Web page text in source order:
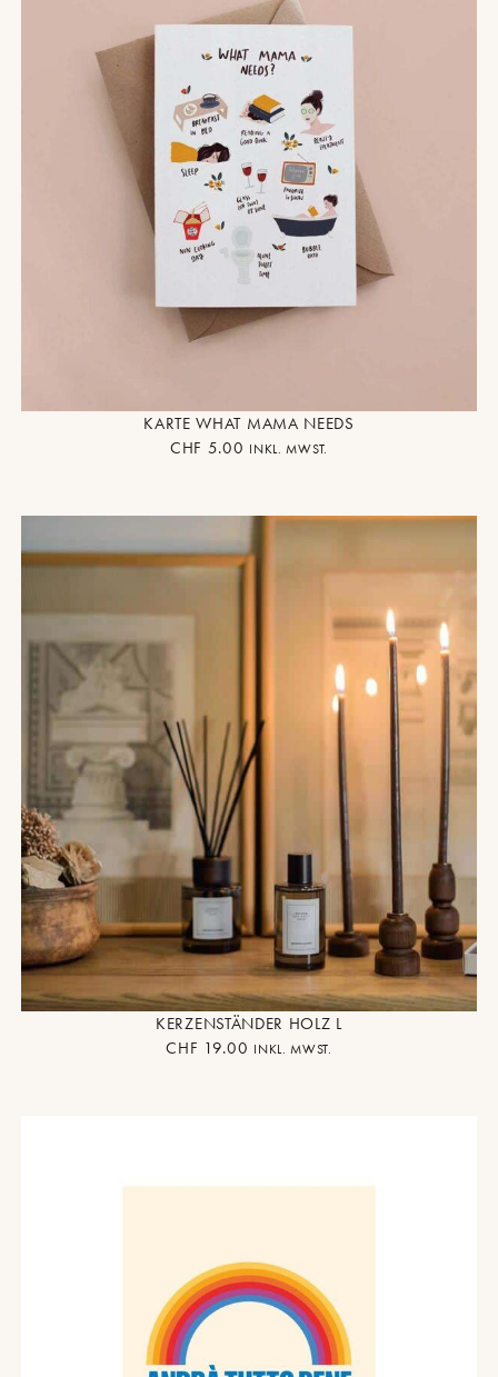
KARTE WHAT MAMA NEEDS
CHF 5.00 INKL. MWST.
KERZENSTÄNDER HOLZ L
CHF 19.00 INKL. MWST.